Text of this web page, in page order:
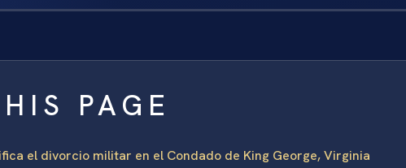
PAGE
el divorcio militar en el Condado de King George, Virginia